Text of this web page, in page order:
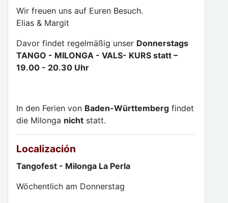
Wir freuen uns auf Euren Besuch.
Elias & Margit
Davor findet regelmäßig unser Donnerstags
TANGO - MILONGA - VALS- KURS statt –
19.00 - 20.30 Uhr
In den Ferien von Baden-Württemberg findet
die Milonga nicht statt.
Localización
Tangofest - Milonga La Perla
Wöchentlich am Donnerstag